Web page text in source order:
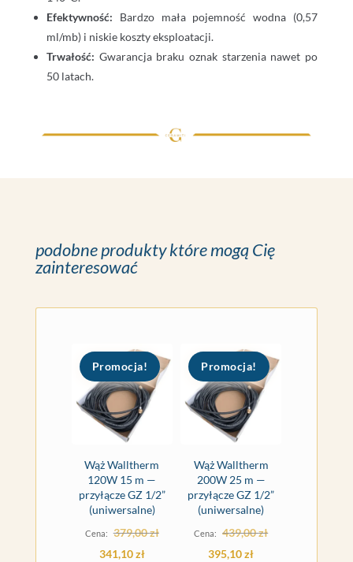
Efektywność: Bardzo mała pojemność wodna (0,57
ml/mb) i niskie koszty eksploatacji.
Trwałość: Gwarancja braku oznak starzenia nawet po
50 latach.
podobne produkty które mogą Cię
zainteresować
Promocja!
Wąż Walltherm
120W 15 m —
przyłącze GZ 1/2”
(uniwersalne)
379,00złPierwotna
341,10złAktualna
Promocja!
Wąż Walltherm
200W 25 m —
przyłącze GZ 1/2”
(uniwersalne)
439,00złPierwotna
395,10złAktualna